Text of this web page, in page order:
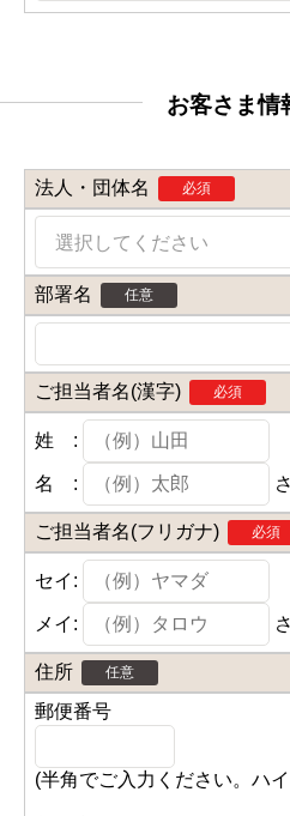
お客さま情
法人・団体名 必須
選択してください
部署名 任意
ご担当者名(漢字) 必須
姓 :
名 :
ご担当者名(フリガナ) 必須
セイ:
メイ:
住所 任意
郵便番号
(半角でご入力ください。ハ